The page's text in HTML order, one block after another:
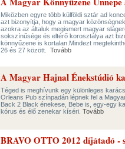
Miközben egyre több külföldi sztár ad
azt bizonyítja, hogy a magyar
azokra az általuk megismert magyar
sokszínűsége és eltérő korosztálya azt
könnyűzene is kortalan.Mindezt
26 és 27 között. Tovább
A Magyar Hajnal Énekstúdió
Téged is meghívunk egy különleges
Orleans Pub színpadán lépnek fel a
Back 2 Black énekese, Bebe is, egy-egy
kórus és élő zenekar kíséri. Tovább
BRAVO OTTO 2012 díjátadó -